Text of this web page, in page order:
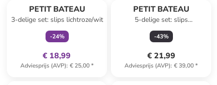
PETIT BATEAU
3-delige set: slips lichtroze/wit
-24%
€ 18,99
Adviesprijs (AVP): € 25,00*
PETIT BATEAU
5-delige set: slips
crème/meerkleurig
-43%
€ 21,99
Adviesprijs (AVP): € 39,00*